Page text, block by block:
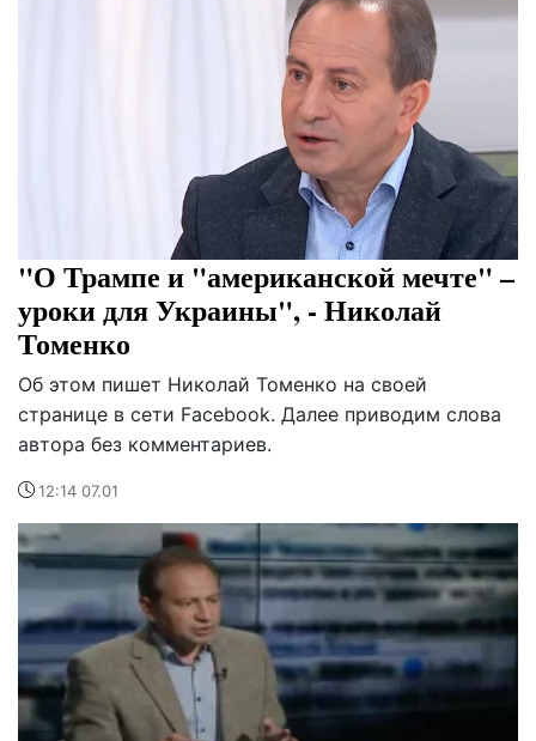
"О Трампе и "американской мечте" –
уроки для Украины", - Николай
Томенко
Об этом пишет Николай Томенко на своей
странице в сети Facebook. Далее приводим слова
автора без комментариев.
12:14 07.01